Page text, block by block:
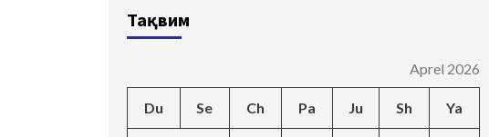
Тақвим
Aprel 2026
Du Se Ch Pa Ju Sh Ya